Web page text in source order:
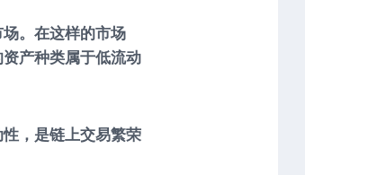
。在这样的市场
产种类属于低流动
，是链上交易繁荣